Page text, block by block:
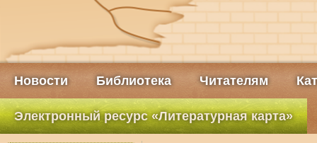
Новости Библиотека Читателям
Электронный ресурс «Литературная карта»